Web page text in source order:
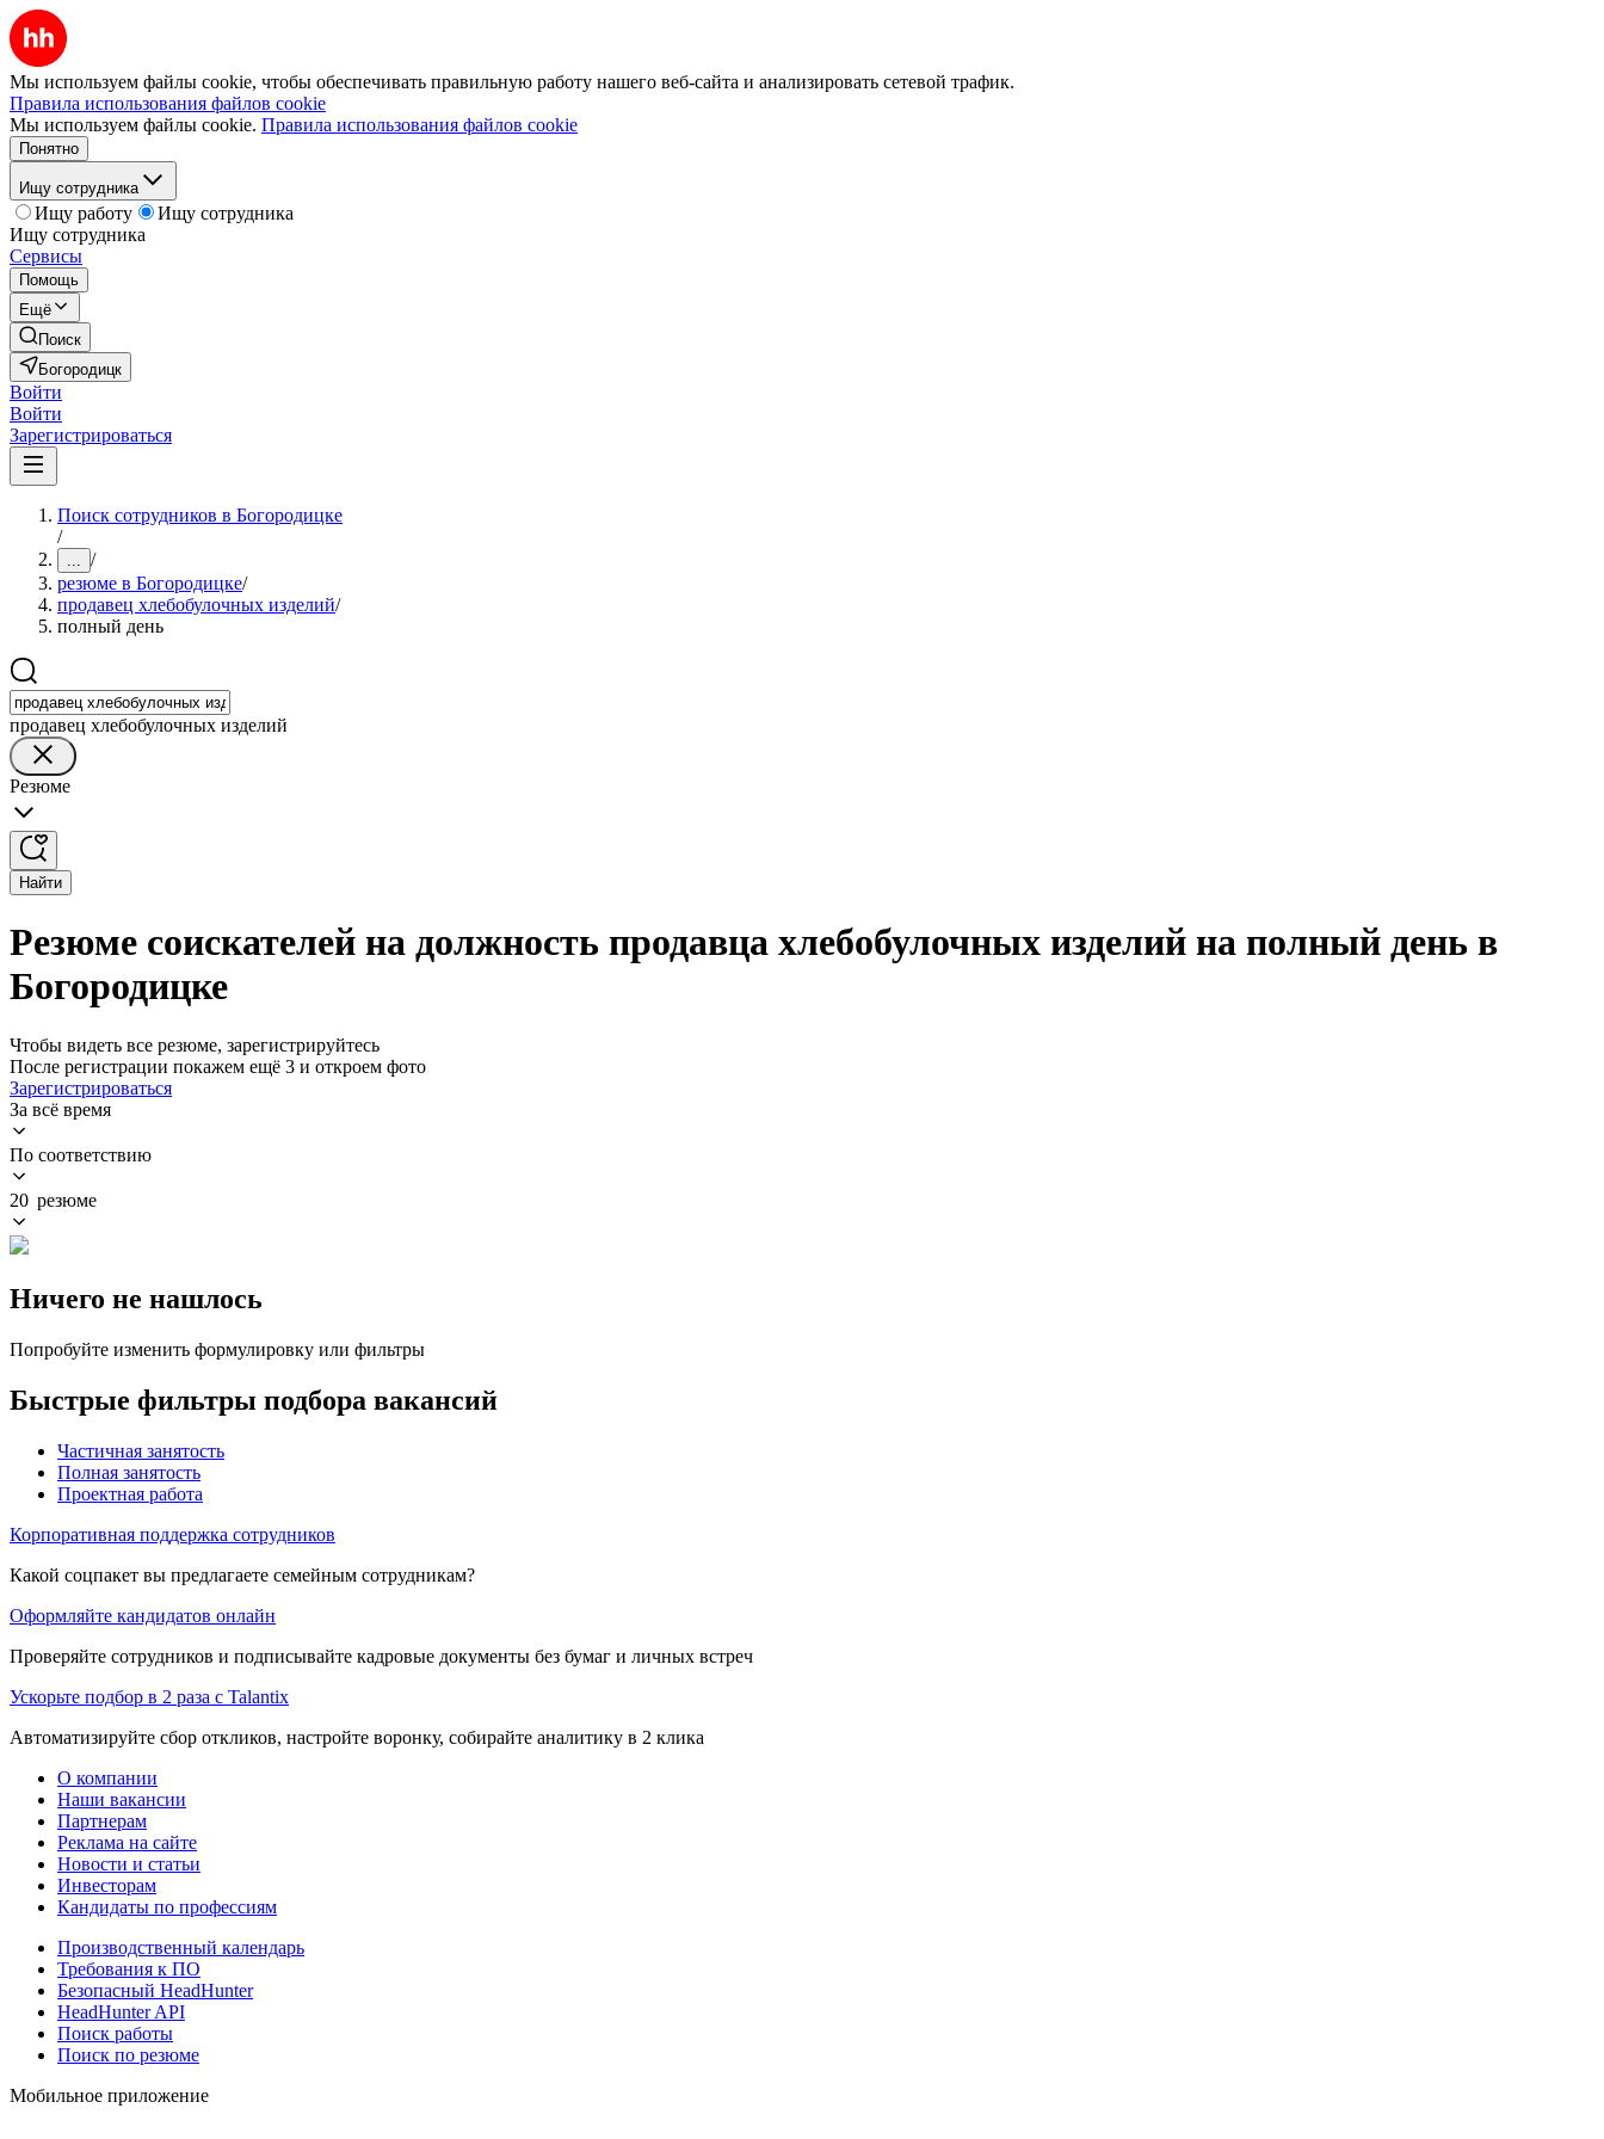
Мы используем файлы cookie, чтобы обеспечивать правильную работу нашего веб-сайта и анализировать сетевой трафик.
Правила использования файлов cookie
Мы используем файлы cookie. Правила использования файлов cookie
Понятно
Ищу сотрудника
Ищу работу
Ищу сотрудника
Ищу сотрудника
Сервисы
Помощь
Ещё
Поиск
Богородицк
Войти
Войти
Зарегистрироваться
Поиск сотрудников в Богородицке
/
... /
резюме в Богородицке/
продавец хлебобулочных изделий/
полный день
продавец хлебобулочных изделий
Резюме
Найти
Резюме соискателей на должность продавца хлебобулочных изделий на полный день в
Богородицке
Чтобы видеть все резюме, зарегистрируйтесь
После регистрации покажем ещё 3 и откроем фото
Зарегистрироваться
За всё время
По соответствию
20 резюме
Ничего не нашлось
Попробуйте изменить формулировку или фильтры
Быстрые фильтры подбора вакансий
Частичная занятость
Полная занятость
Проектная работа
Корпоративная поддержка сотрудников
Какой соцпакет вы предлагаете семейным сотрудникам?
Оформляйте кандидатов онлайн
Проверяйте сотрудников и подписывайте кадровые документы без бумаг и личных встреч
Ускорьте подбор в 2 раза с Talantix
Автоматизируйте сбор откликов, настройте воронку, собирайте аналитику в 2 клика
О компании
Наши вакансии
Партнерам
Реклама на сайте
Новости и статьи
Инвесторам
Кандидаты по профессиям
Производственный календарь
Требования к ПО
Безопасный HeadHunter
HeadHunter API
Поиск работы
Поиск по резюме
Мобильное приложение